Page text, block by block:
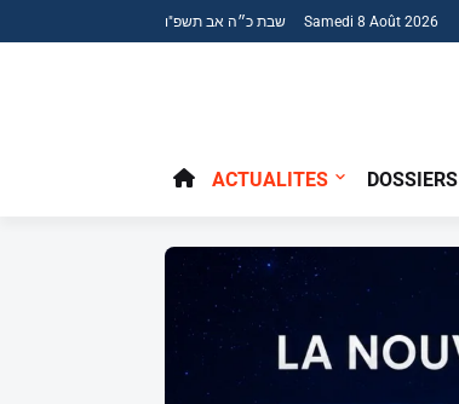
שבת כ״ה אב תשפ"ו Samedi 8 Août 2026
ACTUALITES DOSSIERS